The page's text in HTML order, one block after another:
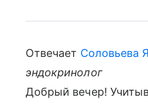
Отвечает Соловьева
эндокринолог
Добрый вечер!